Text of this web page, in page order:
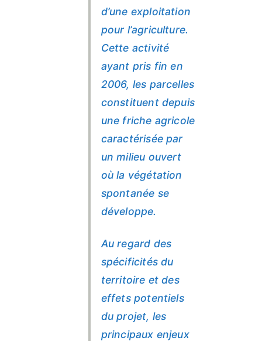
d’une exploitation
pour l’agriculture.
Cette activité
ayant pris fin en
2006, les parcelles
constituent depuis
une friche agricole
caractérisée par
un milieu ouvert
où la végétation
spontanée se
développe.
Au regard des
spécificités du
territoire et des
effets potentiels
du projet, les
principaux enjeux